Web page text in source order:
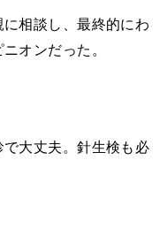
相談し、最終的にわ
オンだった。
で大丈夫。針生検も必